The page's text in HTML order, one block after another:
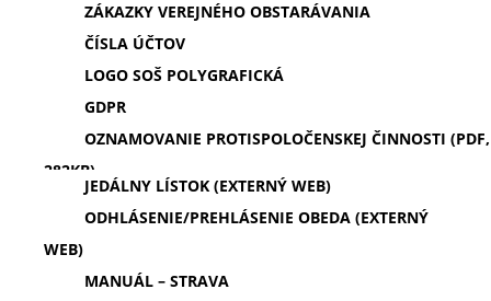
ZÁKAZKY VEREJNÉHO OBSTARÁVANIA
ČÍSLA ÚČTOV
LOGO SOŠ POLYGRAFICKÁ
GDPR
OZNAMOVANIE PROTISPOLOČENSKEJ ČINNOSTI (PDF,
282KB)
JEDÁLNY LÍSTOK (EXTERNÝ WEB)
ODHLÁSENIE/PREHLÁSENIE OBEDA (EXTERNÝ
WEB)
MANUÁL – STRAVA